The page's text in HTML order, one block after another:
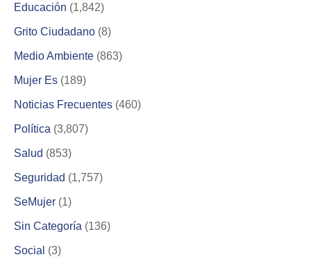
Educación (1,842)
Grito Ciudadano (8)
Medio Ambiente (863)
Mujer Es (189)
Noticias Frecuentes (460)
Política (3,807)
Salud (853)
Seguridad (1,757)
SeMujer (1)
Sin Categoría (136)
Social (3)